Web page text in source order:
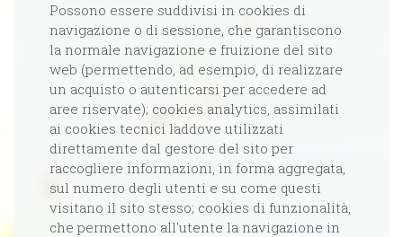
Possono essere suddivisi in cookies di
navigazione o di sessione, che garantiscono
la normale navigazione e fruizione del sito
web (permettendo, ad esempio, di realizzare
un acquisto o autenticarsi per accedere ad
aree riservate); cookies analytics, assimilati
ai cookies tecnici laddove utilizzati
direttamente dal gestore del sito per
raccogliere informazioni, in forma aggregata,
sul numero degli utenti e su come questi
visitano il sito stesso; cookies di funzionalità,
che permettono all'utente la navigazione in